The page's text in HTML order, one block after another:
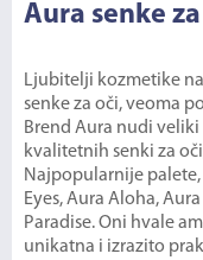
Aura senke
Ljubitelji kozmetike
senke za oči, veoma
Brend Aura nudi
kvalitetnih senki za
Najpopularnije
Eyes, Aura Aloha,
Paradise. Oni hvale
unikatna i izrazito